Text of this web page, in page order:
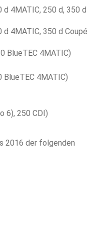
d 4MATIC, 250 d, 350 d
d 4MATIC, 350 d Coupé
BlueTEC 4MATIC)
BlueTEC 4MATIC)
6), 250 CDI)
2016 der folgenden